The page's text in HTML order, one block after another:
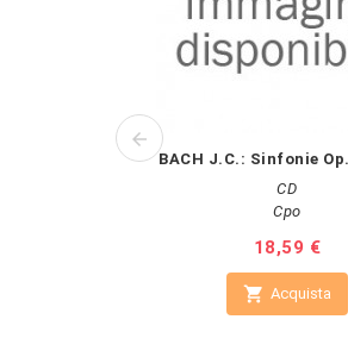
BACH J.C.: Sinfonie
CD
Cpo
Prezzo
18,59 €
 Acquista